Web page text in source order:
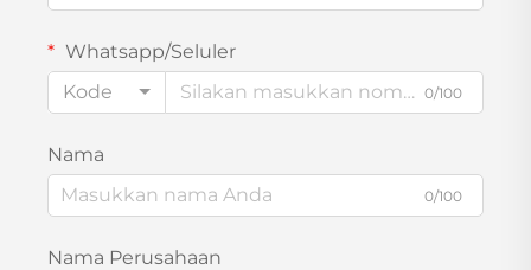
Whatsapp/Seluler
Kode
0/100
Nama
0/100
Nama Perusahaan